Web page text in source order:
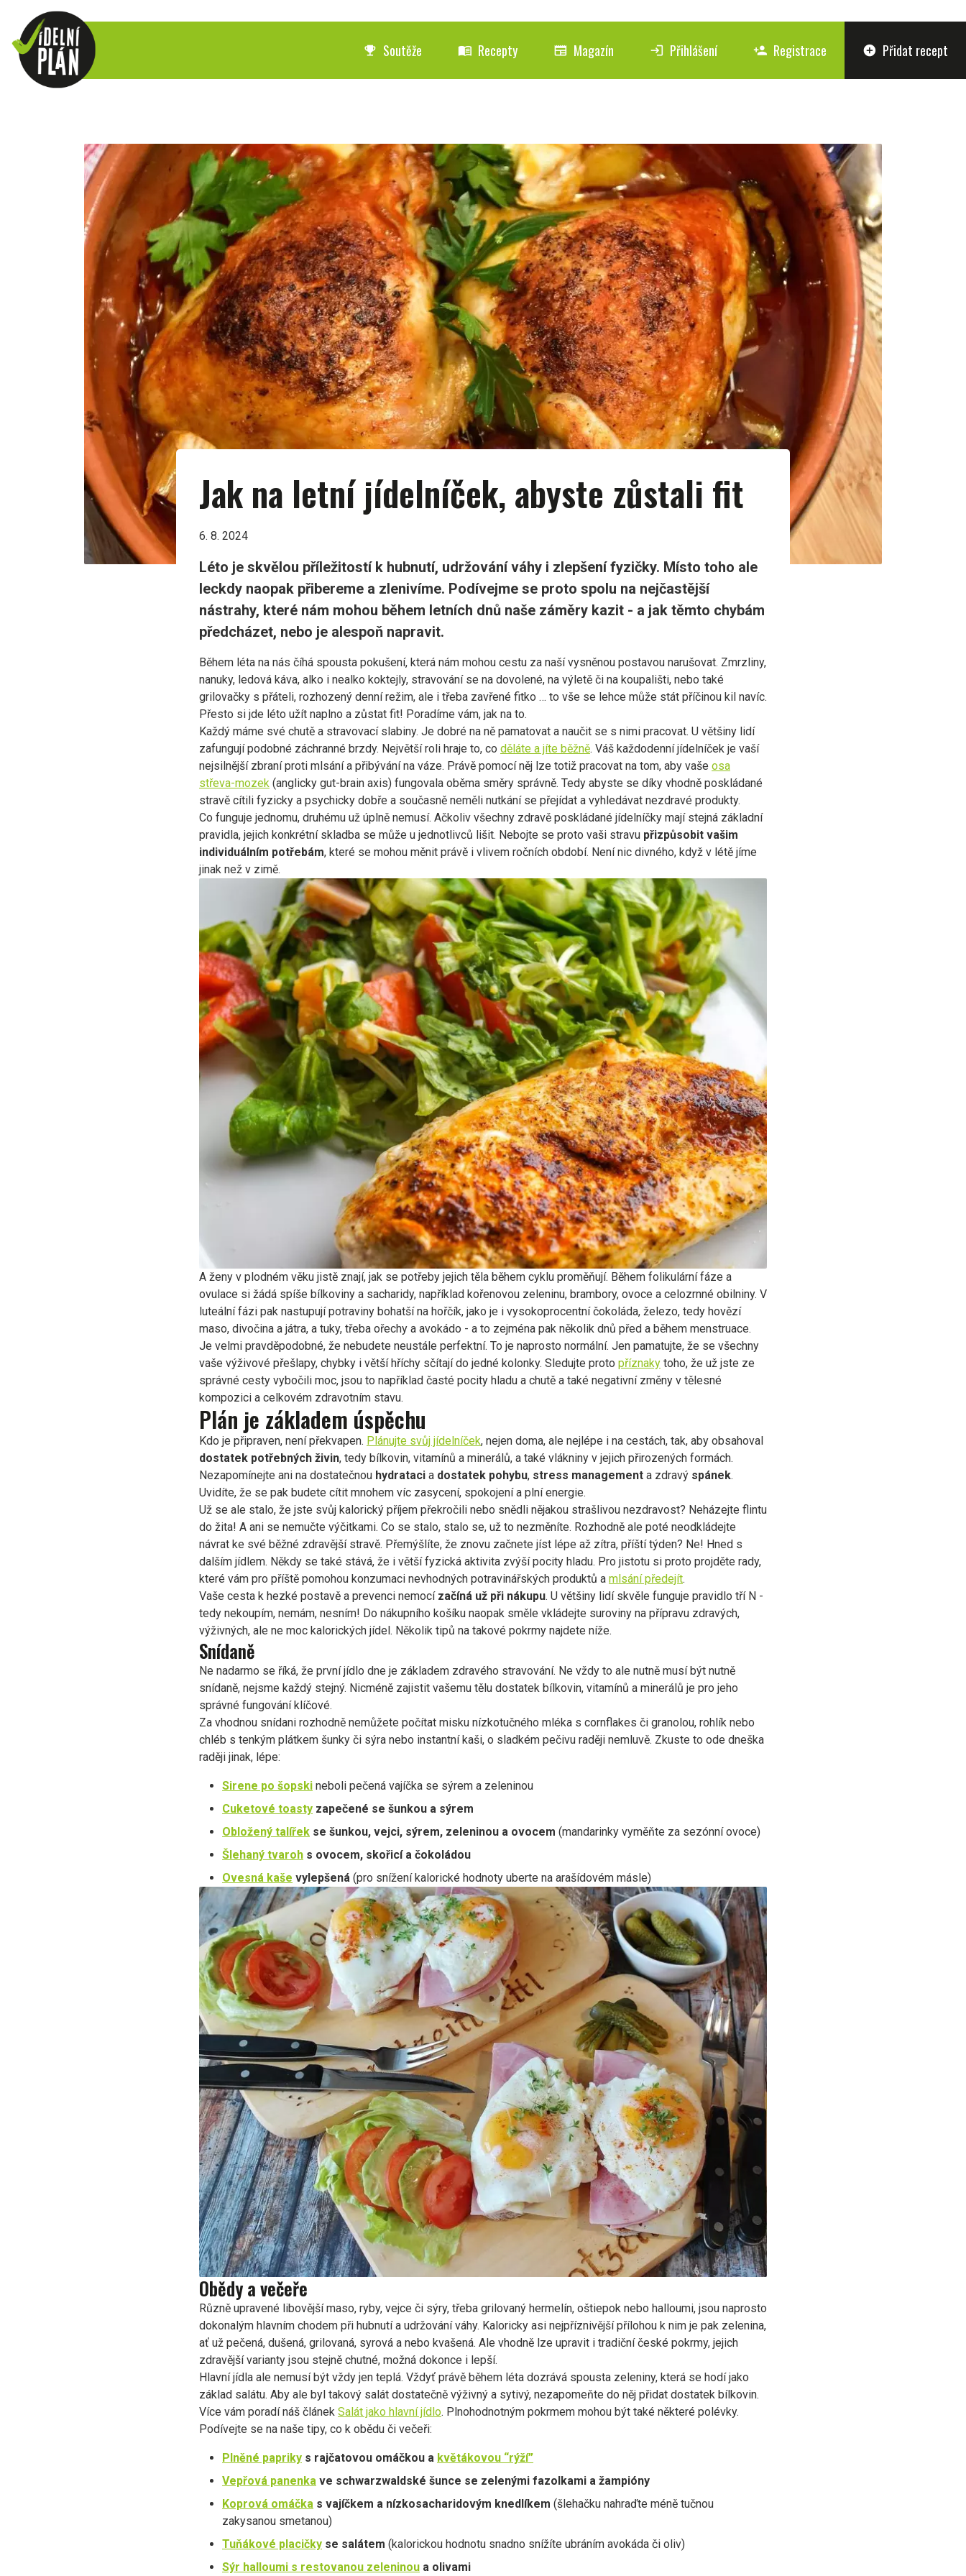
emoji_events Soutěže menu_book Recepty newspaper Magazín login Přihlášení person_add Registrace add_circle Přidat recept
Jak na letní jídelníček, abyste zůstali fit
6. 8. 2024
Léto je skvělou příležitostí k hubnutí, udržování váhy i zlepšení fyzičky. Místo toho ale
leckdy naopak přibereme a zlenivíme. Podívejme se proto spolu na nejčastější
nástrahy, které nám mohou během letních dnů naše záměry kazit - a jak těmto chybám
předcházet, nebo je alespoň napravit.
Během léta na nás číhá spousta pokušení, která nám mohou cestu za naší vysněnou postavou narušovat. Zmrzliny,
nanuky, ledová káva, alko i nealko koktejly, stravování se na dovolené, na výletě či na koupališti, nebo také
grilovačky s přáteli, rozhozený denní režim, ale i třeba zavřené fitko … to vše se lehce může stát příčinou kil navíc.
Přesto si jde léto užít naplno a zůstat fit! Poradíme vám, jak na to.
Každý máme své chutě a stravovací slabiny. Je dobré na ně pamatovat a naučit se s nimi pracovat. U většiny lidí
zafungují podobné záchranné brzdy. Největší roli hraje to, co děláte a jíte běžně. Váš každodenní jídelníček je vaší
nejsilnější zbraní proti mlsání a přibývání na váze. Právě pomocí něj lze totiž pracovat na tom, aby vaše osa
střeva-mozek (anglicky gut-brain axis) fungovala oběma směry správně. Tedy abyste se díky vhodně poskládané
stravě cítili fyzicky a psychicky dobře a současně neměli nutkání se přejídat a vyhledávat nezdravé produkty.
Co funguje jednomu, druhému už úplně nemusí. Ačkoliv všechny zdravě poskládané jídelníčky mají stejná základní
pravidla, jejich konkrétní skladba se může u jednotlivců lišit. Nebojte se proto vaši stravu přizpůsobit vašim
individuálním potřebám, které se mohou měnit právě i vlivem ročních období. Není nic divného, když v létě jíme
jinak než v zimě.
A ženy v plodném věku jistě znají, jak se potřeby jejich těla během cyklu proměňují. Během folikulární fáze a
ovulace si žádá spíše bílkoviny a sacharidy, například kořenovou zeleninu, brambory, ovoce a celozrnné obilniny. V
luteální fázi pak nastupují potraviny bohatší na hořčík, jako je i vysokoprocentní čokoláda, železo, tedy hovězí
maso, divočina a játra, a tuky, třeba ořechy a avokádo - a to zejména pak několik dnů před a během menstruace.
Je velmi pravděpodobné, že nebudete neustále perfektní. To je naprosto normální. Jen pamatujte, že se všechny
vaše výživové přešlapy, chybky i větší hříchy sčítají do jedné kolonky. Sledujte proto příznaky toho, že už jste ze
správné cesty vybočili moc, jsou to například časté pocity hladu a chutě a také negativní změny v tělesné
kompozici a celkovém zdravotním stavu.
Plán je základem úspěchu
Kdo je připraven, není překvapen. Plánujte svůj jídelníček, nejen doma, ale nejlépe i na cestách, tak, aby obsahoval
dostatek potřebných živin, tedy bílkovin, vitamínů a minerálů, a také vlákniny v jejich přirozených formách.
Nezapomínejte ani na dostatečnou hydrataci a dostatek pohybu, stress management a zdravý spánek.
Uvidíte, že se pak budete cítit mnohem víc zasycení, spokojení a plní energie.
Už se ale stalo, že jste svůj kalorický příjem překročili nebo snědli nějakou strašlivou nezdravost? Neházejte flintu
do žita! A ani se nemučte výčitkami. Co se stalo, stalo se, už to nezměníte. Rozhodně ale poté neodkládejte
návrat ke své běžné zdravější stravě. Přemýšlíte, že znovu začnete jíst lépe až zítra, příští týden? Ne! Hned s
dalším jídlem. Někdy se také stává, že i větší fyzická aktivita zvýší pocity hladu. Pro jistotu si proto projděte rady,
které vám pro příště pomohou konzumaci nevhodných potravinářských produktů a mlsání předejít.
Vaše cesta k hezké postavě a prevenci nemocí začíná už při nákupu. U většiny lidí skvěle funguje pravidlo tří N -
tedy nekoupím, nemám, nesním! Do nákupního košíku naopak směle vkládejte suroviny na přípravu zdravých,
výživných, ale ne moc kalorických jídel. Několik tipů na takové pokrmy najdete níže.
Snídaně
Ne nadarmo se říká, že první jídlo dne je základem zdravého stravování. Ne vždy to ale nutně musí být nutně
snídaně, nejsme každý stejný. Nicméně zajistit vašemu tělu dostatek bílkovin, vitamínů a minerálů je pro jeho
správné fungování klíčové.
Za vhodnou snídani rozhodně nemůžete počítat misku nízkotučného mléka s cornflakes či granolou, rohlík nebo
chléb s tenkým plátkem šunky či sýra nebo instantní kaši, o sladkém pečivu raději nemluvě. Zkuste to ode dneška
raději jinak, lépe:
Sirene po šopski neboli pečená vajíčka se sýrem a zeleninou
Cuketové toasty zapečené se šunkou a sýrem
Obložený talířek se šunkou, vejci, sýrem, zeleninou a ovocem (mandarinky vyměňte za sezónní ovoce)
Šlehaný tvaroh s ovocem, skořicí a čokoládou
Ovesná kaše vylepšená (pro snížení kalorické hodnoty uberte na arašídovém másle)
Obědy a večeře
Různě upravené libovější maso, ryby, vejce či sýry, třeba grilovaný hermelín, oštiepok nebo halloumi, jsou naprosto
dokonalým hlavním chodem při hubnutí a udržování váhy. Kaloricky asi nejpříznivější přílohou k nim je pak zelenina,
ať už pečená, dušená, grilovaná, syrová a nebo kvašená. Ale vhodně lze upravit i tradiční české pokrmy, jejich
zdravější varianty jsou stejně chutné, možná dokonce i lepší.
Hlavní jídla ale nemusí být vždy jen teplá. Vždyť právě během léta dozrává spousta zeleniny, která se hodí jako
základ salátu. Aby ale byl takový salát dostatečně výživný a sytivý, nezapomeňte do něj přidat dostatek bílkovin.
Více vám poradí náš článek Salát jako hlavní jídlo. Plnohodnotným pokrmem mohou být také některé polévky.
Podívejte se na naše tipy, co k obědu či večeři:
Plněné papriky s rajčatovou omáčkou a květákovou “rýží”
Vepřová panenka ve schwarzwaldské šunce se zelenými fazolkami a žampióny
Koprová omáčka s vajíčkem a nízkosacharidovým knedlíkem (šlehačku nahraďte méně tučnou
zakysanou smetanou)
Tuňákové placičky se salátem (kalorickou hodnotu snadno snížíte ubráním avokáda či oliv)
Sýr halloumi s restovanou zeleninou a olivami